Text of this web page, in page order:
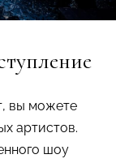
вы можете
артистов.
шоу